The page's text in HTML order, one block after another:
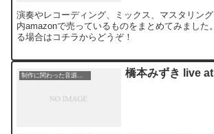
演奏やレコーディング、ミックス、マスタリン
内amazonで売っているものをまとめてみました
る場合はコチラからどうぞ！
制作に関わった音源等の紹介 橋本みずき live